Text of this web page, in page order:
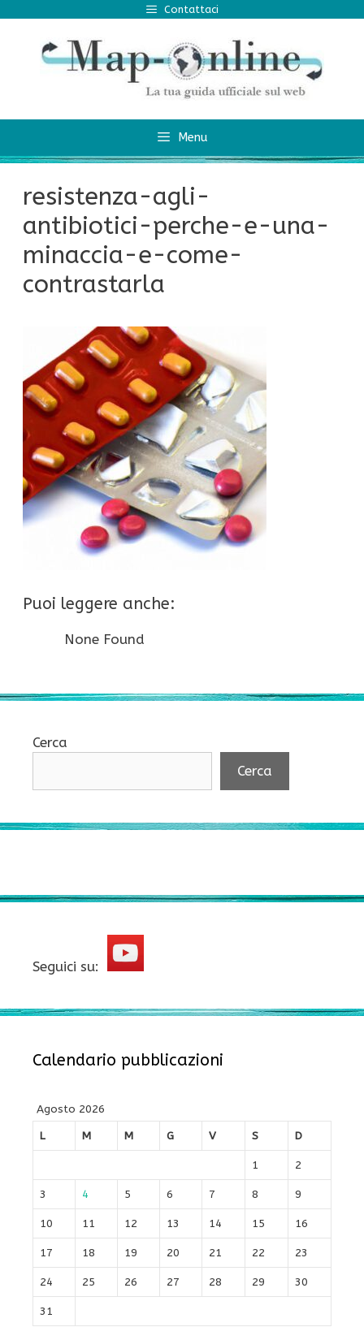
contenuto
Contattaci
Menu
resistenza-agli-
antibiotici-perche-e-una-
minaccia-e-come-
contrastarla
Puoi leggere anche:
None Found
Cerca
Cerca
Seguici su:
Calendario pubblicazioni
Agosto 2026
L
M M G V S D
1 2
3 4 5 6 7 8 9
10 11 12 13 14 15 16
17 18 19 20 21 22 23
24 25 26 27 28 29 30
31